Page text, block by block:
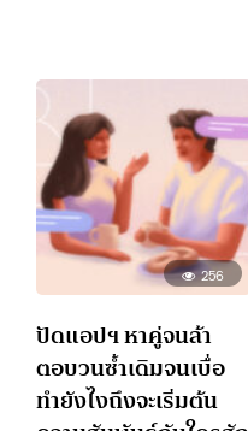
256
ปัดแอปฯ หาคู่จนล้า
ตอบวนซ้ำเดิมจนเบื่อ
ทำยังไงถึงจะเริ่มต้น